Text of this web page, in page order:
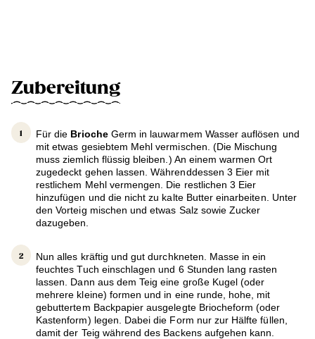
Zubereitung
Für die BriocheGerm in lauwarmem Wasser auflösen und
mit etwas gesiebtem Mehl vermischen. (Die Mischung
muss ziemlich flüssig bleiben.) An einem warmen Ort
zugedeckt gehen lassen. Währenddessen 3 Eier mit
restlichem Mehl vermengen. Die restlichen 3 Eier
hinzufügen und die nicht zu kalte Butter einarbeiten. Unter
den Vorteig mischen und etwas Salz sowie Zucker
dazugeben.
Nun alles kräftig und gut durchkneten. Masse in ein
feuchtes Tuch einschlagen und 6 Stunden lang rasten
lassen. Dann aus dem Teig eine große Kugel (oder
mehrere kleine) formen und in eine runde, hohe, mit
gebuttertem Backpapier ausgelegte Briocheform (oder
Kastenform) legen. Dabei die Form nur zur Hälfte füllen,
damit der Teig während des Backens aufgehen kann.